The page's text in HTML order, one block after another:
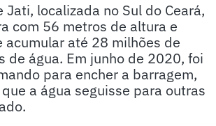
Jati, localizada no Sul do Ceará,
com 56 metros de altura e
acumular até 28 milhões de
de água. Em junho de 2020, foi
para encher a barragem,
a água seguisse para outras